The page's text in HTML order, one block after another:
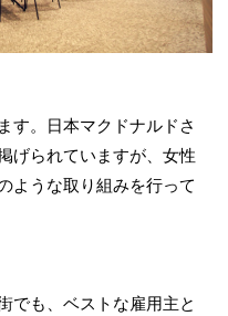
す。日本マクドナルドさ
げられていますが、女性
ような取り組みを行って
でも、ベストな雇用主と